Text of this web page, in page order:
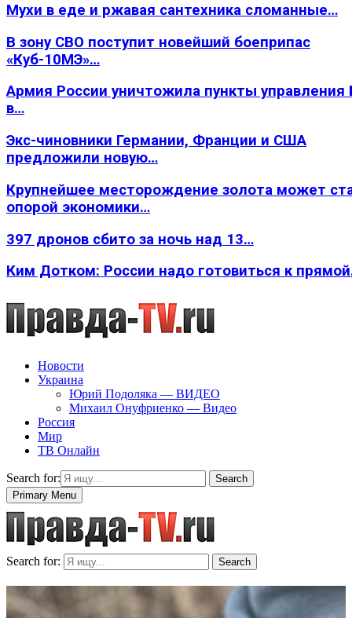
Мухи в еде и ржавая сантехника сломанные…
В зону СВО поступит новейший боеприпас
«Куб-10МЭ»…
Армия России уничтожила пункты
в…
Экс-чиновники Германии, Франции и США
предложили новую…
Крупнейшее месторождение золота может
опорой экономики…
397 дронов сбито за ночь над 13…
Ким Дотком: России надо готовиться к
Новости
Украина
Юрий Подоляка — ВИДЕО
Михаил Онуфриенко — Видео
Россия
Мир
ТВ Онлайн
Search for:
Search
Primary Menu
Search for: Search